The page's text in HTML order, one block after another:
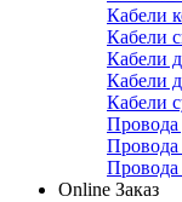
Кабели
Кабели
Кабели
Кабели
Кабели
Провода
Провода
Провода
Online Заказ